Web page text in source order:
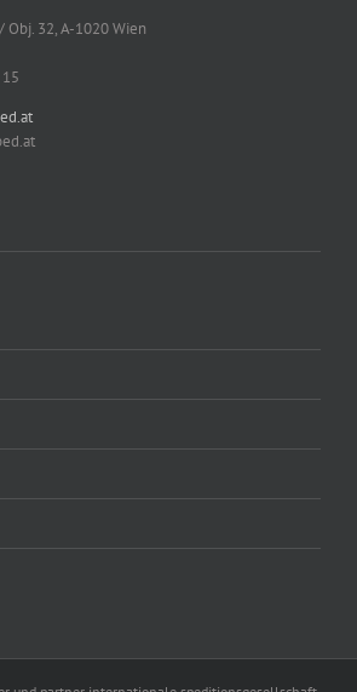
Obj. 32, A-1020 Wien